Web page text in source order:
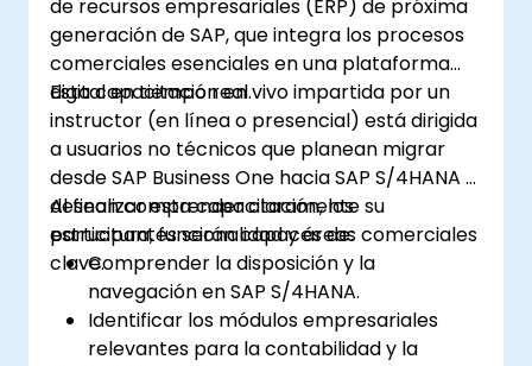
de recursos empresariales (ERP) de próxima
generación de SAP, que integra los procesos
comerciales esenciales en una plataforma
digital en tiempo real.
Esta capacitación en vivo impartida por un
instructor (en línea o presencial) está dirigida
a usuarios no técnicos que planean migrar
desde SAP Business One hacia SAP S/4HANA y
desean comprender claramente su
estructura, funcionalidad y áreas comerciales
clave.
Al finalizar esta capacitación, los
participantes serán capaces de:
Comprender la disposición y la
navegación en SAP S/4HANA.
Identificar los módulos empresariales
relevantes para la contabilidad y la